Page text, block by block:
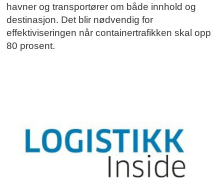
havner og transportører om både innhold og
destinasjon. Det blir nødvendig for
effektiviseringen når containertrafikken skal opp
80 prosent.